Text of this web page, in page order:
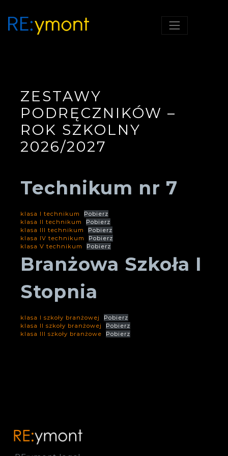
RE:YMONT
RE;YMONT, SZKOŁA Z
ZESTAWY
PODRĘCZNIKÓW –
ROK SZKOLNY
2026/2027
Technikum nr 7
klasa I technikum
Pobierz
klasa II technikum
Pobierz
klasa III technikum
Pobierz
klasa IV technikum
Pobierz
klasa V technikum
Pobierz
Branżowa Szkoła I
Stopnia
klasa I szkoły branżowej
Pobierz
klasa II szkoły branżowej
Pobierz
klasa III szkoły branżowe
Pobierz